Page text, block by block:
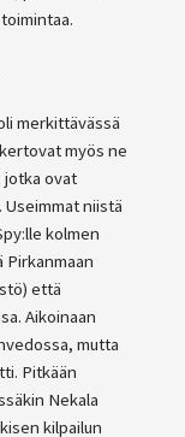
merkittävässä
myös ne
jotka ovat
niistä
kolmen
Pirkanmaan
että
Aikoinaan
mutta
Pitkään
Nekala
kilpailun